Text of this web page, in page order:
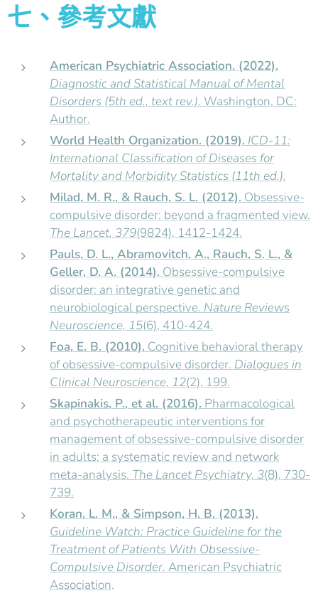
七、參考文獻
American Psychiatric Association. (2022).
Diagnostic and Statistical Manual of Mental
Disorders (5th ed., text rev.). Washington, DC:
Author.
World Health Organization. (2019). ICD-11:
International Classification of Diseases for
Mortality and Morbidity Statistics (11th ed.).
Milad, M. R., & Rauch, S. L. (2012). Obsessive-
compulsive disorder: beyond a fragmented view.
The Lancet, 379(9824), 1412-1424.
Pauls, D. L., Abramovitch, A., Rauch, S. L., &
Geller, D. A. (2014). Obsessive-compulsive
disorder: an integrative genetic and
neurobiological perspective. Nature Reviews
Neuroscience, 15(6), 410-424.
Foa, E. B. (2010). Cognitive behavioral therapy
of obsessive-compulsive disorder. Dialogues in
Clinical Neuroscience, 12(2), 199.
Skapinakis, P., et al. (2016). Pharmacological
and psychotherapeutic interventions for
management of obsessive-compulsive disorder
in adults: a systematic review and network
meta-analysis. The Lancet Psychiatry, 3(8), 730-
739.
Koran, L. M., & Simpson, H. B. (2013).
Guideline Watch: Practice Guideline for the
Treatment of Patients With Obsessive-
Compulsive Disorder. American Psychiatric
Association.